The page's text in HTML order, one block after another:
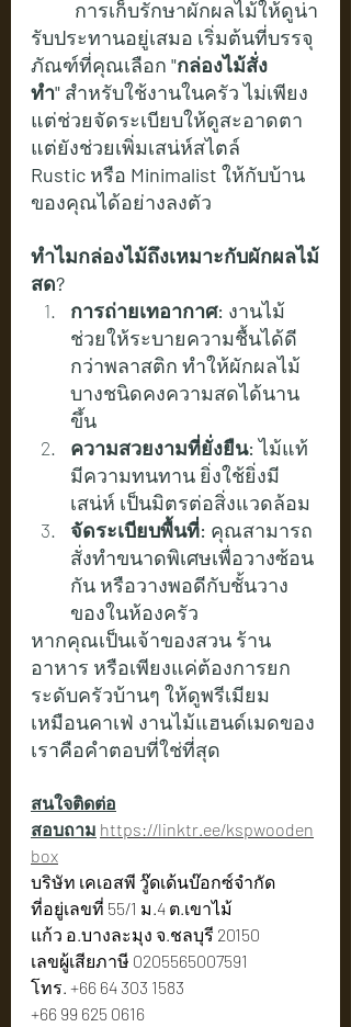
รับประทานอยู่เสมอ เริ่มต้นที่บรรจุ
ภัณฑ์ที่คุณเลือก "กล่องไม้สั่ง
ทำ" สำหรับใช้งานในครัว ไม่เพียง
แต่ช่วยจัดระเบียบให้ดูสะอาดตา
แต่ยังช่วยเพิ่มเสน่ห์สไตล์
Rustic หรือ Minimalist ให้กับบ้าน
ของคุณได้อย่างลงตัว
ทำไมกล่องไม้ถึงเหมาะกับผักผลไม้
สด?
การถ่ายเทอากาศ: งานไม้
ช่วยให้ระบายความชื้นได้ดี
กว่าพลาสติก ทำให้ผักผลไม้
บางชนิดคงความสดได้นาน
ขึ้น
ความสวยงามที่ยั่งยืน: ไม้แท้
มีความทนทาน ยิ่งใช้ยิ่งมี
เสน่ห์ เป็นมิตรต่อสิ่งแวดล้อม
จัดระเบียบพื้นที่: คุณสามารถ
สั่งทำขนาดพิเศษเพื่อวางซ้อน
กัน หรือวางพอดีกับชั้นวาง
ของในห้องครัว
หากคุณเป็นเจ้าของสวน ร้าน
อาหาร หรือเพียงแค่ต้องการยก
ระดับครัวบ้านๆ ให้ดูพรีเมียม
เหมือนคาเฟ่ งานไม้แฮนด์เมดของ
เราคือคำตอบที่ใช่ที่สุด
สนใจติดต่อ
สอบถาม https://linktr.ee/kspwooden
box
บริษัท เคเอสพี วู๊ดเด้นบ๊อกซ์จำกัด
ที่อยู่เลขที่ 55/1 ม.4 ต.เขาไม้
แก้ว อ.บางละมุง จ.ชลบุรี 20150
เลขผู้เสียภาษี 0205565007591
โทร. +66 64 303 1583
+66 99 625 0616